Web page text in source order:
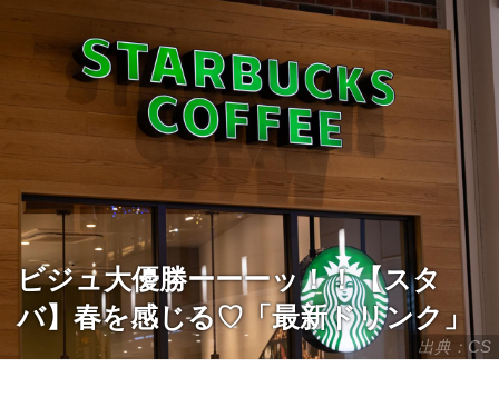
出典：CS
ビジュ大優勝ーーーッ！！【スタ
バ】春を感じる♡「最新ドリンク」